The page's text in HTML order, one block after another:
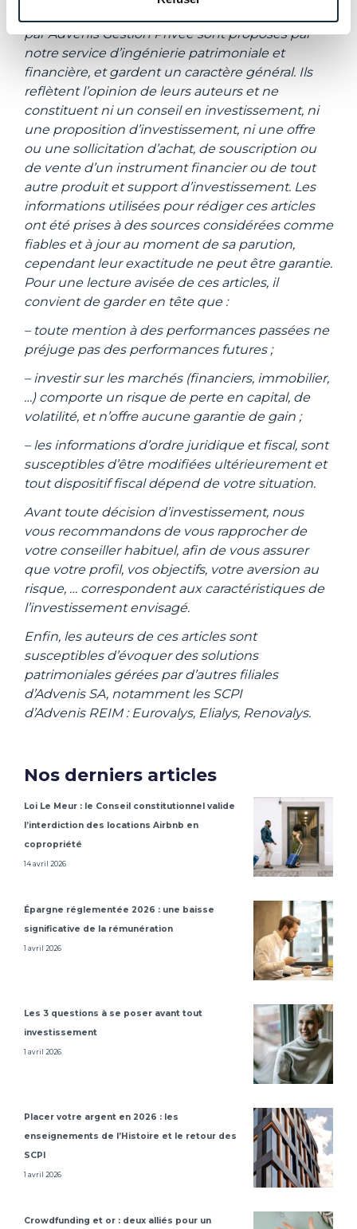
par Advenis Gestion Privée sont proposés par
notre service d’ingénierie patrimoniale et
financière, et gardent un caractère général. Ils
reflètent l’opinion de leurs auteurs et ne
constituent ni un conseil en investissement, ni
une proposition d’investissement, ni une offre
ou une sollicitation d’achat, de souscription ou
de vente d’un instrument financier ou de tout
autre produit et support d’investissement. Les
informations utilisées pour rédiger ces articles
ont été prises à des sources considérées comme
fiables et à jour au moment de sa parution,
cependant leur exactitude ne peut être garantie.
Pour une lecture avisée de ces articles, il
convient de garder en tête que :
– toute mention à des performances passées ne
préjuge pas des performances futures ;
– investir sur les marchés (financiers, immobilier,
…) comporte un risque de perte en capital, de
volatilité, et n’offre aucune garantie de gain ;
– les informations d’ordre juridique et fiscal, sont
susceptibles d’être modifiées ultérieurement et
tout dispositif fiscal dépend de votre situation.
Avant toute décision d’investissement, nous
vous recommandons de vous rapprocher de
votre conseiller habituel, afin de vous assurer
que votre profil, vos objectifs, votre aversion au
risque, … correspondent aux caractéristiques de
l’investissement envisagé.
Enfin, les auteurs de ces articles sont
susceptibles d’évoquer des solutions
patrimoniales gérées par d’autres filiales
d’Advenis SA, notamment les SCPI
d’Advenis REIM : Eurovalys, Elialys, Renovalys.
Nos derniers articles
Loi Le Meur : le Conseil constitutionnel valide
l’interdiction des locations Airbnb en
copropriété
14 avril 2026
Épargne réglementée 2026 : une baisse
significative de la rémunération
1 avril 2026
Les 3 questions à se poser avant tout
investissement
1 avril 2026
Placer votre argent en 2026 : les
enseignements de l’Histoire et le retour des
SCPI
1 avril 2026
Crowdfunding et or : deux alliés pour un